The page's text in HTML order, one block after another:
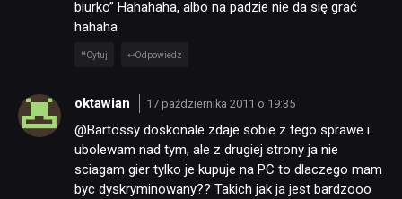
biurko” Hahahaha, albo na padzie nie da się grać
hahaha
Cytuj Odpowiedz
oktawian 17 października 2011 o 19:35
@Bartossy doskonale zdaje sobie z tego sprawe i
ubolewam nad tym, ale z drugiej strony ja nie
sciagam gier tylko je kupuje na PC to dlaczego mam
byc dyskryminowany?? Takich jak ja jest bardzooo